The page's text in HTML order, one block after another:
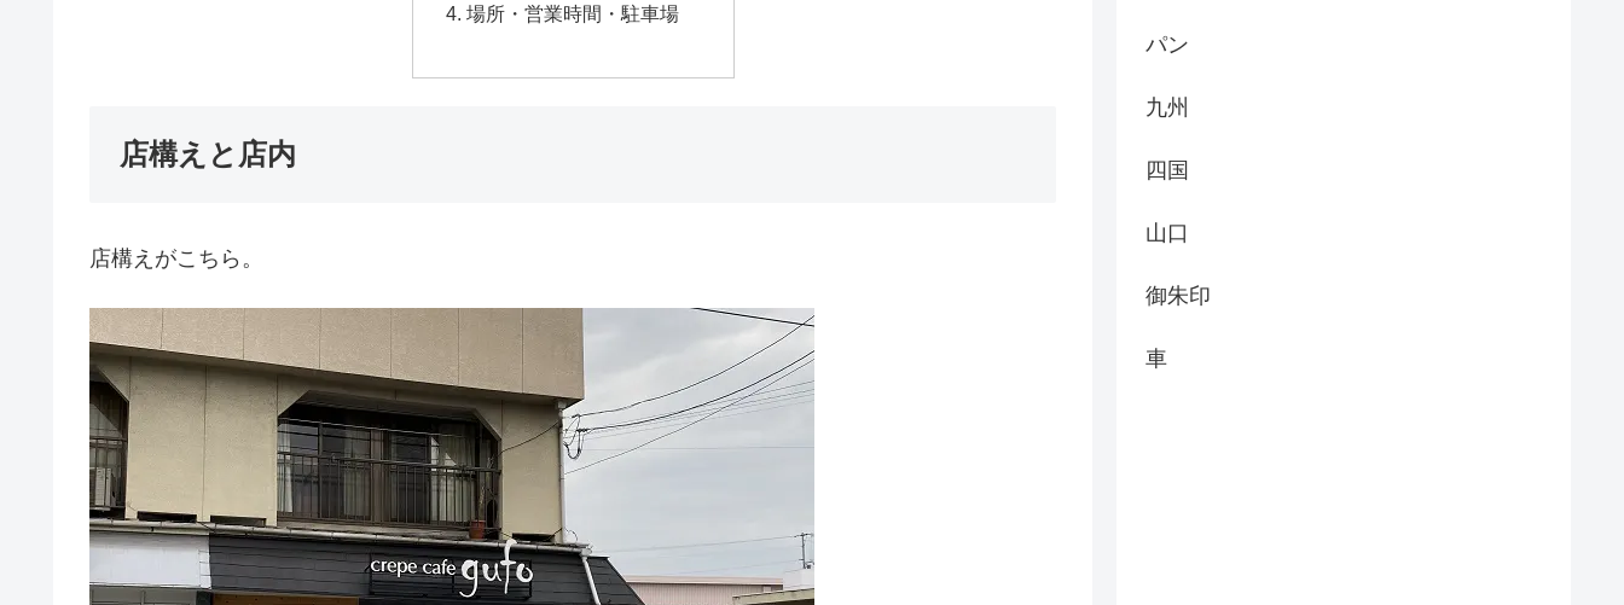
場所・営業時間・駐車場
店構えと店内
店構えがこちら。
パン
九州
四国
山口
御朱印
車